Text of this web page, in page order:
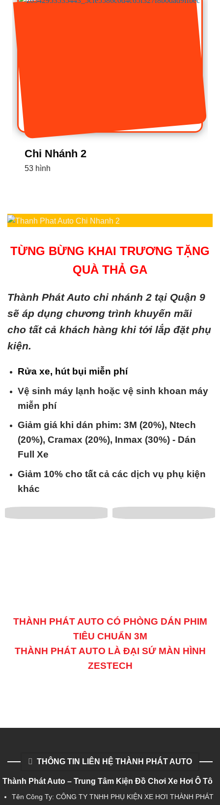
Chi Nhánh 1
16 hình
TỪNG BỪNG KHAI TRƯƠNG TẶNG
QUÀ THẢ GA
Thành Phát Auto chi nhánh 2 tại Quận 9
sẽ áp dụng chương trình khuyến mãi
cho tất cả khách hàng khi tới lắp đặt phụ
kiện.
Rửa xe, hút bụi miễn phí
Vệ sinh máy lạnh hoặc vệ sinh khoan máy
miễn phí
Giảm giá khi dán phim: 3M (20%), Ntech
(20%), Cramax (20%), Inmax (30%) - Dán
Full Xe
Giảm 10% cho tất cả các dịch vụ phụ kiện
khác
THÀNH PHÁT AUTO CÓ PHÒNG DÁN PHIM
TIÊU CHUẨN 3M
THÀNH PHÁT AUTO LÀ ĐẠI SỨ MÀN HÌNH
ZESTECH
THÔNG TIN LIÊN HỆ THÀNH PHÁT AUTO
Thành Phát Auto – Trung Tâm Kiện Đồ Chơi Xe Hơi Ô Tô
Tên Công Ty: CÔNG TY TNHH PHỤ KIỆN XE HƠI THÀNH PHÁT